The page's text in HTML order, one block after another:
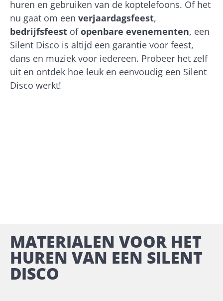
huren en gebruiken van de koptelefoons. Of het
nu gaat om een verjaardagsfeest,
bedrijfsfeest ofopenbare evenementen, een
Silent Disco is altijd een garantie voor feest,
dans en muziek voor iedereen. Probeer het zelf
uit en ontdek hoe leuk en eenvoudig een Silent
Disco werkt!
MATERIALEN VOOR HET
HUREN VAN EEN SILENT
DISCO